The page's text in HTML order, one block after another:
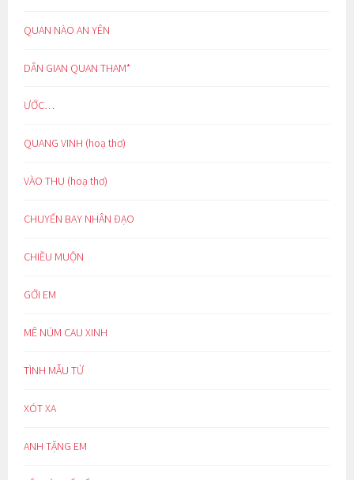
QUAN NÀO AN YÊN
DÂN GIAN QUAN THAM*
ƯỚC…
QUANG VINH (hoạ thơ)
VÀO THU (hoạ thơ)
CHUYẾN BAY NHÂN ĐẠO
CHIỀU MUỘN
GỞI EM
MÊ NÚM CAU XINH
TÌNH MẪU TỬ
XÓT XA
ANH TẶNG EM